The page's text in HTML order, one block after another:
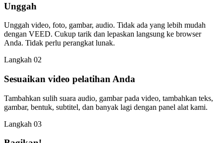
Unggah
Unggah video, foto, gambar, audio. Tidak ada yang lebih mudah
dengan VEED. Cukup tarik dan lepaskan langsung ke browser
Anda. Tidak perlu perangkat lunak.
Langkah 02
Sesuaikan video pelatihan Anda
Tambahkan sulih suara audio, gambar pada video, tambahkan teks,
gambar, bentuk, subtitel, dan banyak lagi dengan panel alat kami.
Langkah 03